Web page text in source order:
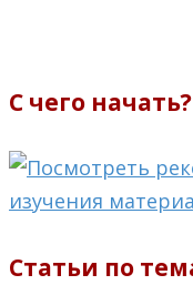
С чего начать?
Статьи по